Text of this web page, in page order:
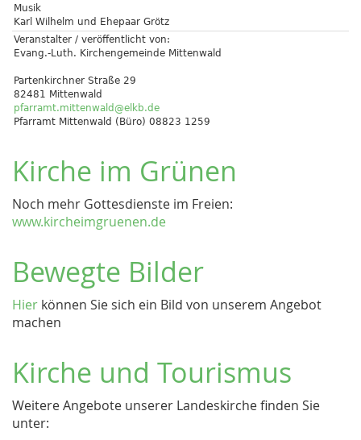
Musik
Karl Wilhelm und Ehepaar Grötz
Veranstalter / veröffentlicht von:
Evang.-Luth. Kirchengemeinde Mittenwald
Partenkirchner Straße 29
82481 Mittenwald
pfarramt.mittenwald@elkb.de
Pfarramt Mittenwald (Büro) 08823 1259
Kirche im Grünen
Noch mehr Gottesdienste im Freien:
www.kircheimgruenen.de
Bewegte Bilder
Hier können Sie sich ein Bild von unserem Angebot
machen
Kirche und Tourismus
Weitere Angebote unserer Landeskirche finden Sie
unter: